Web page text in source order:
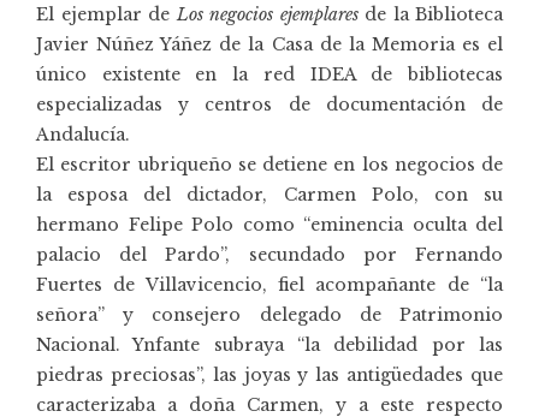
El ejemplar de Los negocios ejemplaresde la Biblioteca
Javier Núñez Yáñez de la Casa de la Memoria es el
único existente en la red IDEA de bibliotecas
especializadas y centros de documentación de
Andalucía.
El escritor ubriqueño se detiene en los negocios de
la esposa del dictador, Carmen Polo, con su
hermano Felipe Polo como “eminencia oculta del
palacio del Pardo”, secundado por Fernando
Fuertes de Villavicencio, fiel acompañante de “la
señora” y consejero delegado de Patrimonio
Nacional. Ynfante subraya “la debilidad por las
piedras preciosas”, las joyas y las antigüedades que
caracterizaba a doña Carmen, y a este respecto